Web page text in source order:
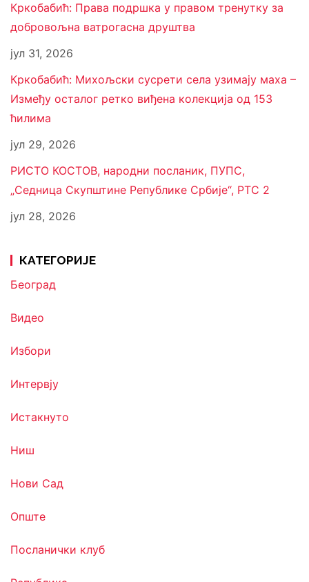
Кркобабић: Права подршка у правом тренутку за
добровољна ватрогасна друштва
јул 31, 2026
Кркобабић: Михољски сусрети села узимају маха –
Између осталог ретко виђена колекција од 153
ћилима
јул 29, 2026
РИСТО КОСТОВ, народни посланик, ПУПС,
„Седница Скупштине Републике Србије“, РТС 2
јул 28, 2026
КАТЕГОРИЈЕ
Београд
Видео
Избори
Интервју
Истакнуто
Ниш
Нови Сад
Опште
Посланички клуб